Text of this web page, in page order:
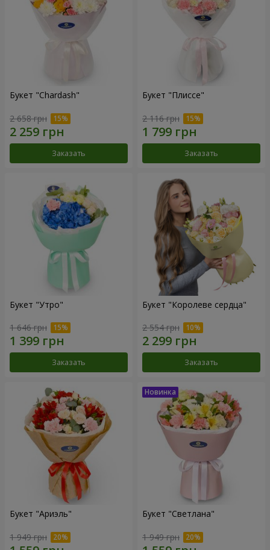
Букет "Chardash"
2 658 грн
Заказать
Букет "Плиссе"
2 116 грн
Заказать
Букет "Утро"
1 646 грн
Заказать
Букет "Королеве сердца"
2 554 грн
Заказать
Букет "Ариэль"
1 949 грн
Букет "Светлана"
1 949 грн